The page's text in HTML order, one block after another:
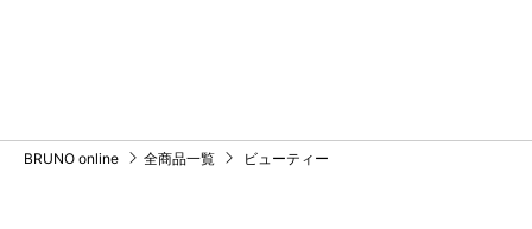
BRUNO online 全商品一覧 ビューティー